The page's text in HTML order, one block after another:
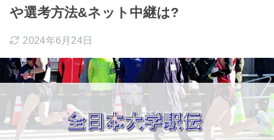
や選考方法&ネット中継は?
2024年6月24日